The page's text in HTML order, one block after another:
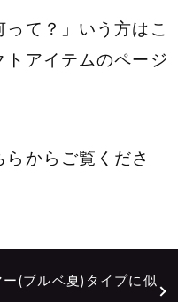
って？」いう方はこ
アイテムのページ
からご覧くださ
(ブルベ夏)タイプに似